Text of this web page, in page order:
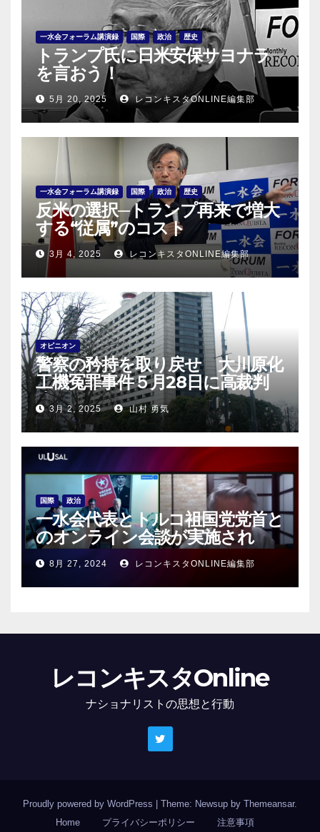
一水会フォーラム講演録 国際 政治 歴史
トランプ氏に日米安保サヨナラ
を言おう！
5月 20, 2025 レコンキスタONLINE編集部
一水会フォーラム講演録 国際 政治 歴史
反米の選択─トランプ再来で増大
する“従属”のコスト
3月 4, 2025 レコンキスタONLINE編集部
オピニオン
警察の矜持を取り戻せ 大川原化
工機冤罪事件５月28日に高裁判
決！
3月 2, 2025 山村 勇気
国際 政治
一水会代表とトルコ祖国党党首と
のオンライン会談が実施され
る！
8月 27, 2024 レコンキスタONLINE編集部
レコンキスタOnline
ナショナリストの思想と行動
Proudly powered by WordPress | Theme: Newsup by Themeansar.
Home
プライバシーポリシー 注意事項